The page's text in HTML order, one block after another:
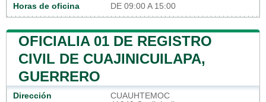
Horas de oficina DE 09:00 A 15:00
OFICIALIA 01 DE REGISTRO
CIVIL DE CUAJINICUILAPA,
GUERRERO
Dirección
CUAUHTEMOC